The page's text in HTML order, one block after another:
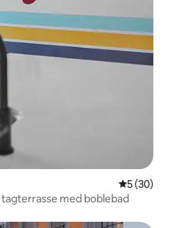
5 ud af 5 i
5 (30)
med boblebad